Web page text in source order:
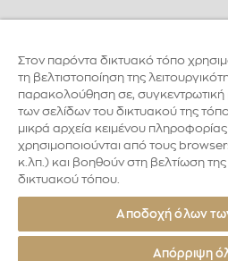
Στον παρόντα δικτυακό τόπο
τη βελτιστοποίηση της
παρακολούθηση σε, συγκεντρωτική
των σελίδων του δικτυακού της
μικρά αρχεία κειμένου
χρησιμοποιούνται από τους
κ.λπ.) και βοηθούν στη βελτίωση της
δικτυακού τόπου.
Αποδοχή όλων
Απόρριψη